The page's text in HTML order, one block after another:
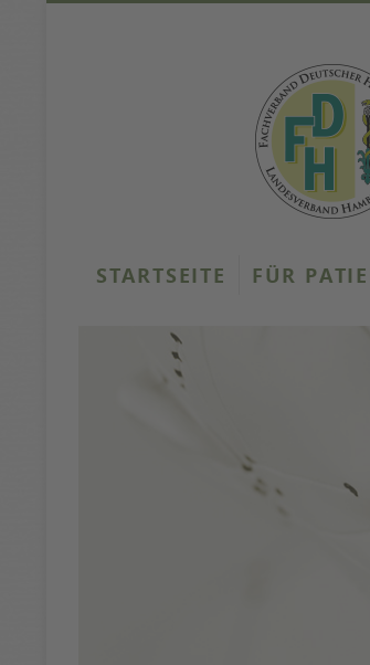
STARTSEITE FÜR